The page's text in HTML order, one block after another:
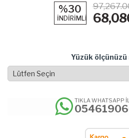
%30
İNDİRİMLİ
Yüzük ölçünüzü
TIKLA WHATSAPP